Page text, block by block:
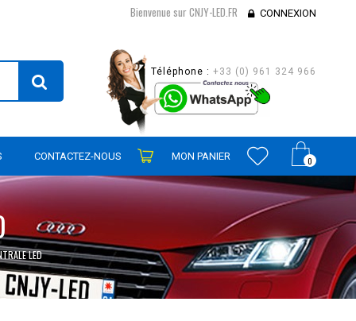
Bienvenue sur CNJY-LED.FR CONNEXION
Téléphone : +33 (0) 961 324 966
0
CONTACTEZ-NOUS MON PANIER
LED